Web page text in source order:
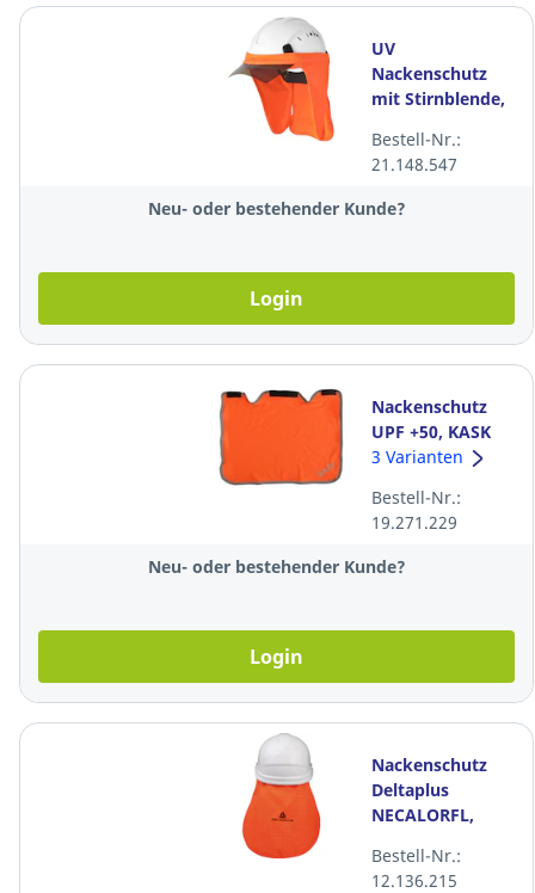
UV
Nackenschutz
mit Stirnblende,
Bestell-Nr.:
21.148.547
Neu- oder bestehender Kunde?
Login
Nackenschutz
UPF +50, KASK
Superplasma,
orange fluo
3 Varianten
Bestell-Nr.:
19.271.229
Neu- oder bestehender Kunde?
Login
Nackenschutz
Deltaplus
NECALORFL,
Bestell-Nr.:
12.136.215